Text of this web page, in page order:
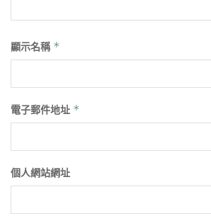
顯示名稱 *
電子郵件地址 *
個人網站網址